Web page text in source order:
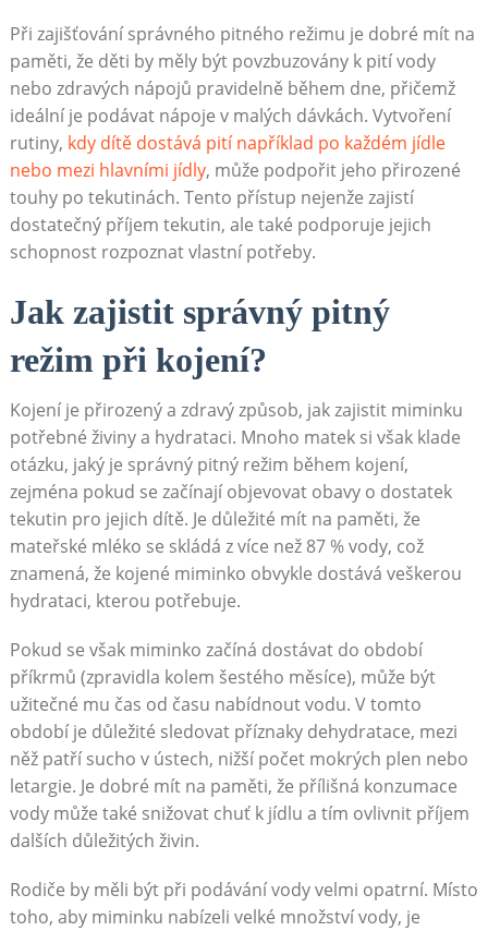
Při zajišťování správného pitného režimu je dobré mít na
paměti, že děti by měly být povzbuzovány k pití vody
nebo zdravých nápojů pravidelně během dne, přičemž
ideální je podávat nápoje v malých dávkách. Vytvoření
rutiny, kdy dítě dostává pití například po každém jídle
nebo mezi hlavními jídly, může podpořit jeho přirozené
touhy po tekutinách. Tento přístup nejenže zajistí
dostatečný příjem tekutin, ale také podporuje jejich
schopnost rozpoznat vlastní potřeby.
Jak zajistit správný pitný
režim při kojení?
Kojení je přirozený a zdravý způsob, jak zajistit miminku
potřebné živiny a hydrataci. Mnoho matek si však klade
otázku, jaký je správný pitný režim během kojení,
zejména pokud se začínají objevovat obavy o dostatek
tekutin pro jejich dítě. Je důležité mít na paměti, že
mateřské mléko se skládá z více než 87 % vody, což
znamená, že kojené miminko obvykle dostává veškerou
hydrataci, kterou potřebuje.
Pokud se však miminko začíná dostávat do období
příkrmů (zpravidla kolem šestého měsíce), může být
užitečné mu čas od času nabídnout vodu. V tomto
období je důležité sledovat příznaky dehydratace, mezi
něž patří sucho v ústech, nižší počet mokrých plen nebo
letargie. Je dobré mít na paměti, že přílišná konzumace
vody může také snižovat chuť k jídlu a tím ovlivnit příjem
dalších důležitých živin.
Rodiče by měli být při podávání vody velmi opatrní. Místo
toho, aby miminku nabízeli velké množství vody, je